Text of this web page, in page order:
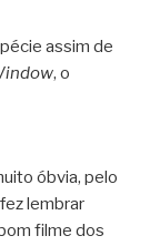
assim de
, o
óbvia, pelo
lembrar
filme dos